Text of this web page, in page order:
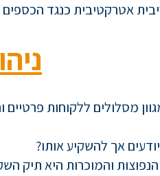
אטרקטיבית כנגד
מסלולים ללקוחות פרטיים
אך להשקיע אותו?
והמוכרות היא תיק